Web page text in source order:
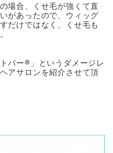
場合、くせ毛が強くて直
があったので、ウィッグ
だけではなく、くせ毛も
パー®」というダメージレ
アサロンを紹介させて頂